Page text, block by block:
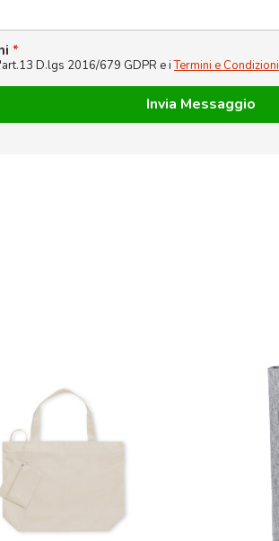
*
D.lgs 2016/679 GDPR e iTermini e Condizioni